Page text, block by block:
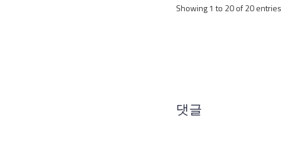
Showing 1 to 20 of 20 entries
댓글